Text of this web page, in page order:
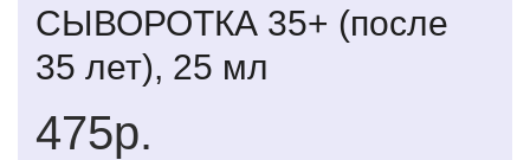
СЫВОРОТКА 35+ (после
35 лет), 25 мл
475р.